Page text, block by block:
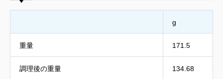
g
重量 171.5
調理後の重量 134.68